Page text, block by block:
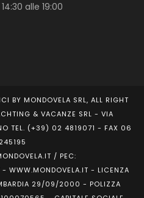
alle 19:00
BY MONDOVELA SRL, ALL RIGHT
& VACANZE SRL - VIA
TEL. (+39) 02 4819071 - FAX 06
/ PEC:
- WWW.MONDOVELA.IT - LICENZA
29/09/2000 - POLIZZA